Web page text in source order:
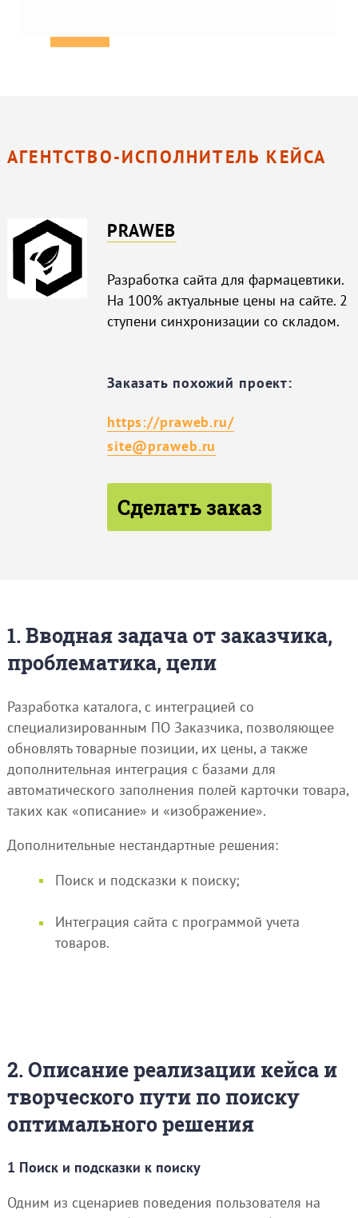
АГЕНТСТВО-ИСПОЛНИТЕЛЬ КЕЙСА
PRAWEB
Разработка сайта для фармацевтики.
На 100% актуальные цены на сайте. 2
ступени синхронизации со складом.
Заказать похожий проект:
https://praweb.ru/
site@praweb.ru
Сделать заказ
1. Вводная задача от заказчика,
проблематика, цели
Разработка каталога, с интеграцией со
специализированным ПО Заказчика, позволяющее
обновлять товарные позиции, их цены, а также
дополнительная интеграция с базами для
автоматического заполнения полей карточки товара,
таких как «описание» и «изображение».
Дополнительные нестандартные решения:
Поиск и подсказки к поиску;
Интеграция сайта с программой учета
товаров.
2. Описание реализации кейса и
творческого пути по поиску
оптимального решения
1 Поиск и подсказки к поиску
Одним из сценариев поведения пользователя на